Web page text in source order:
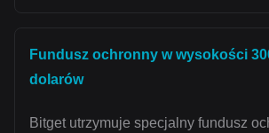
Fundusz ochronny w wysokości
dolarów
Bitget utrzymuje specjalny fundusz